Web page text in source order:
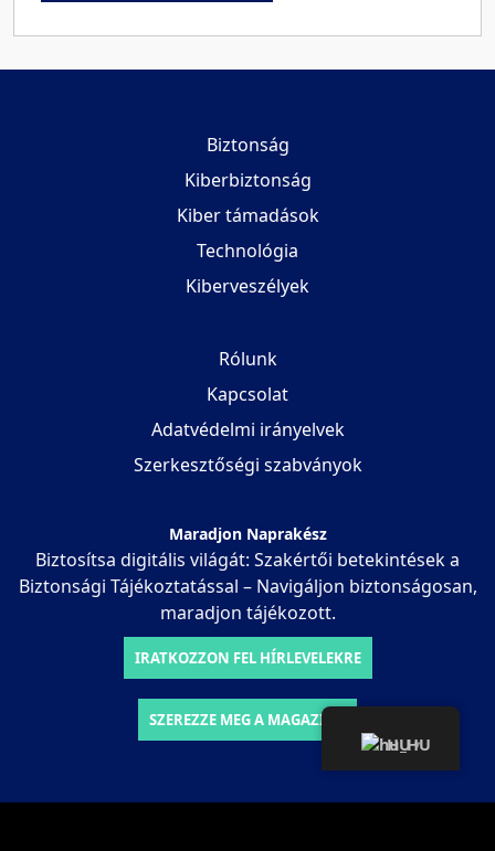
Biztonság
Kiberbiztonság
Kiber támadások
Technológia
Kiberveszélyek
Rólunk
Kapcsolat
Adatvédelmi irányelvek
Szerkesztőségi szabványok
Maradjon Naprakész
Biztosítsa digitális világát: Szakértői betekintések a
Biztonsági Tájékoztatással – Navigáljon biztonságosan,
maradjon tájékozott.
IRATKOZZON FEL HÍRLEVELEKRE
SZEREZZE MEG A MAGAZINT
HU▾